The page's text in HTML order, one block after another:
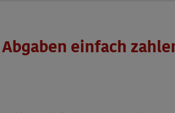
einfach